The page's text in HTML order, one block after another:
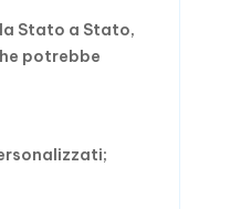
Stato a Stato,
potrebbe